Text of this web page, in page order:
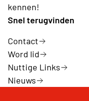
kennen!
Snel terugvinden
Contact
Word lid
Nuttige Links
Nieuws